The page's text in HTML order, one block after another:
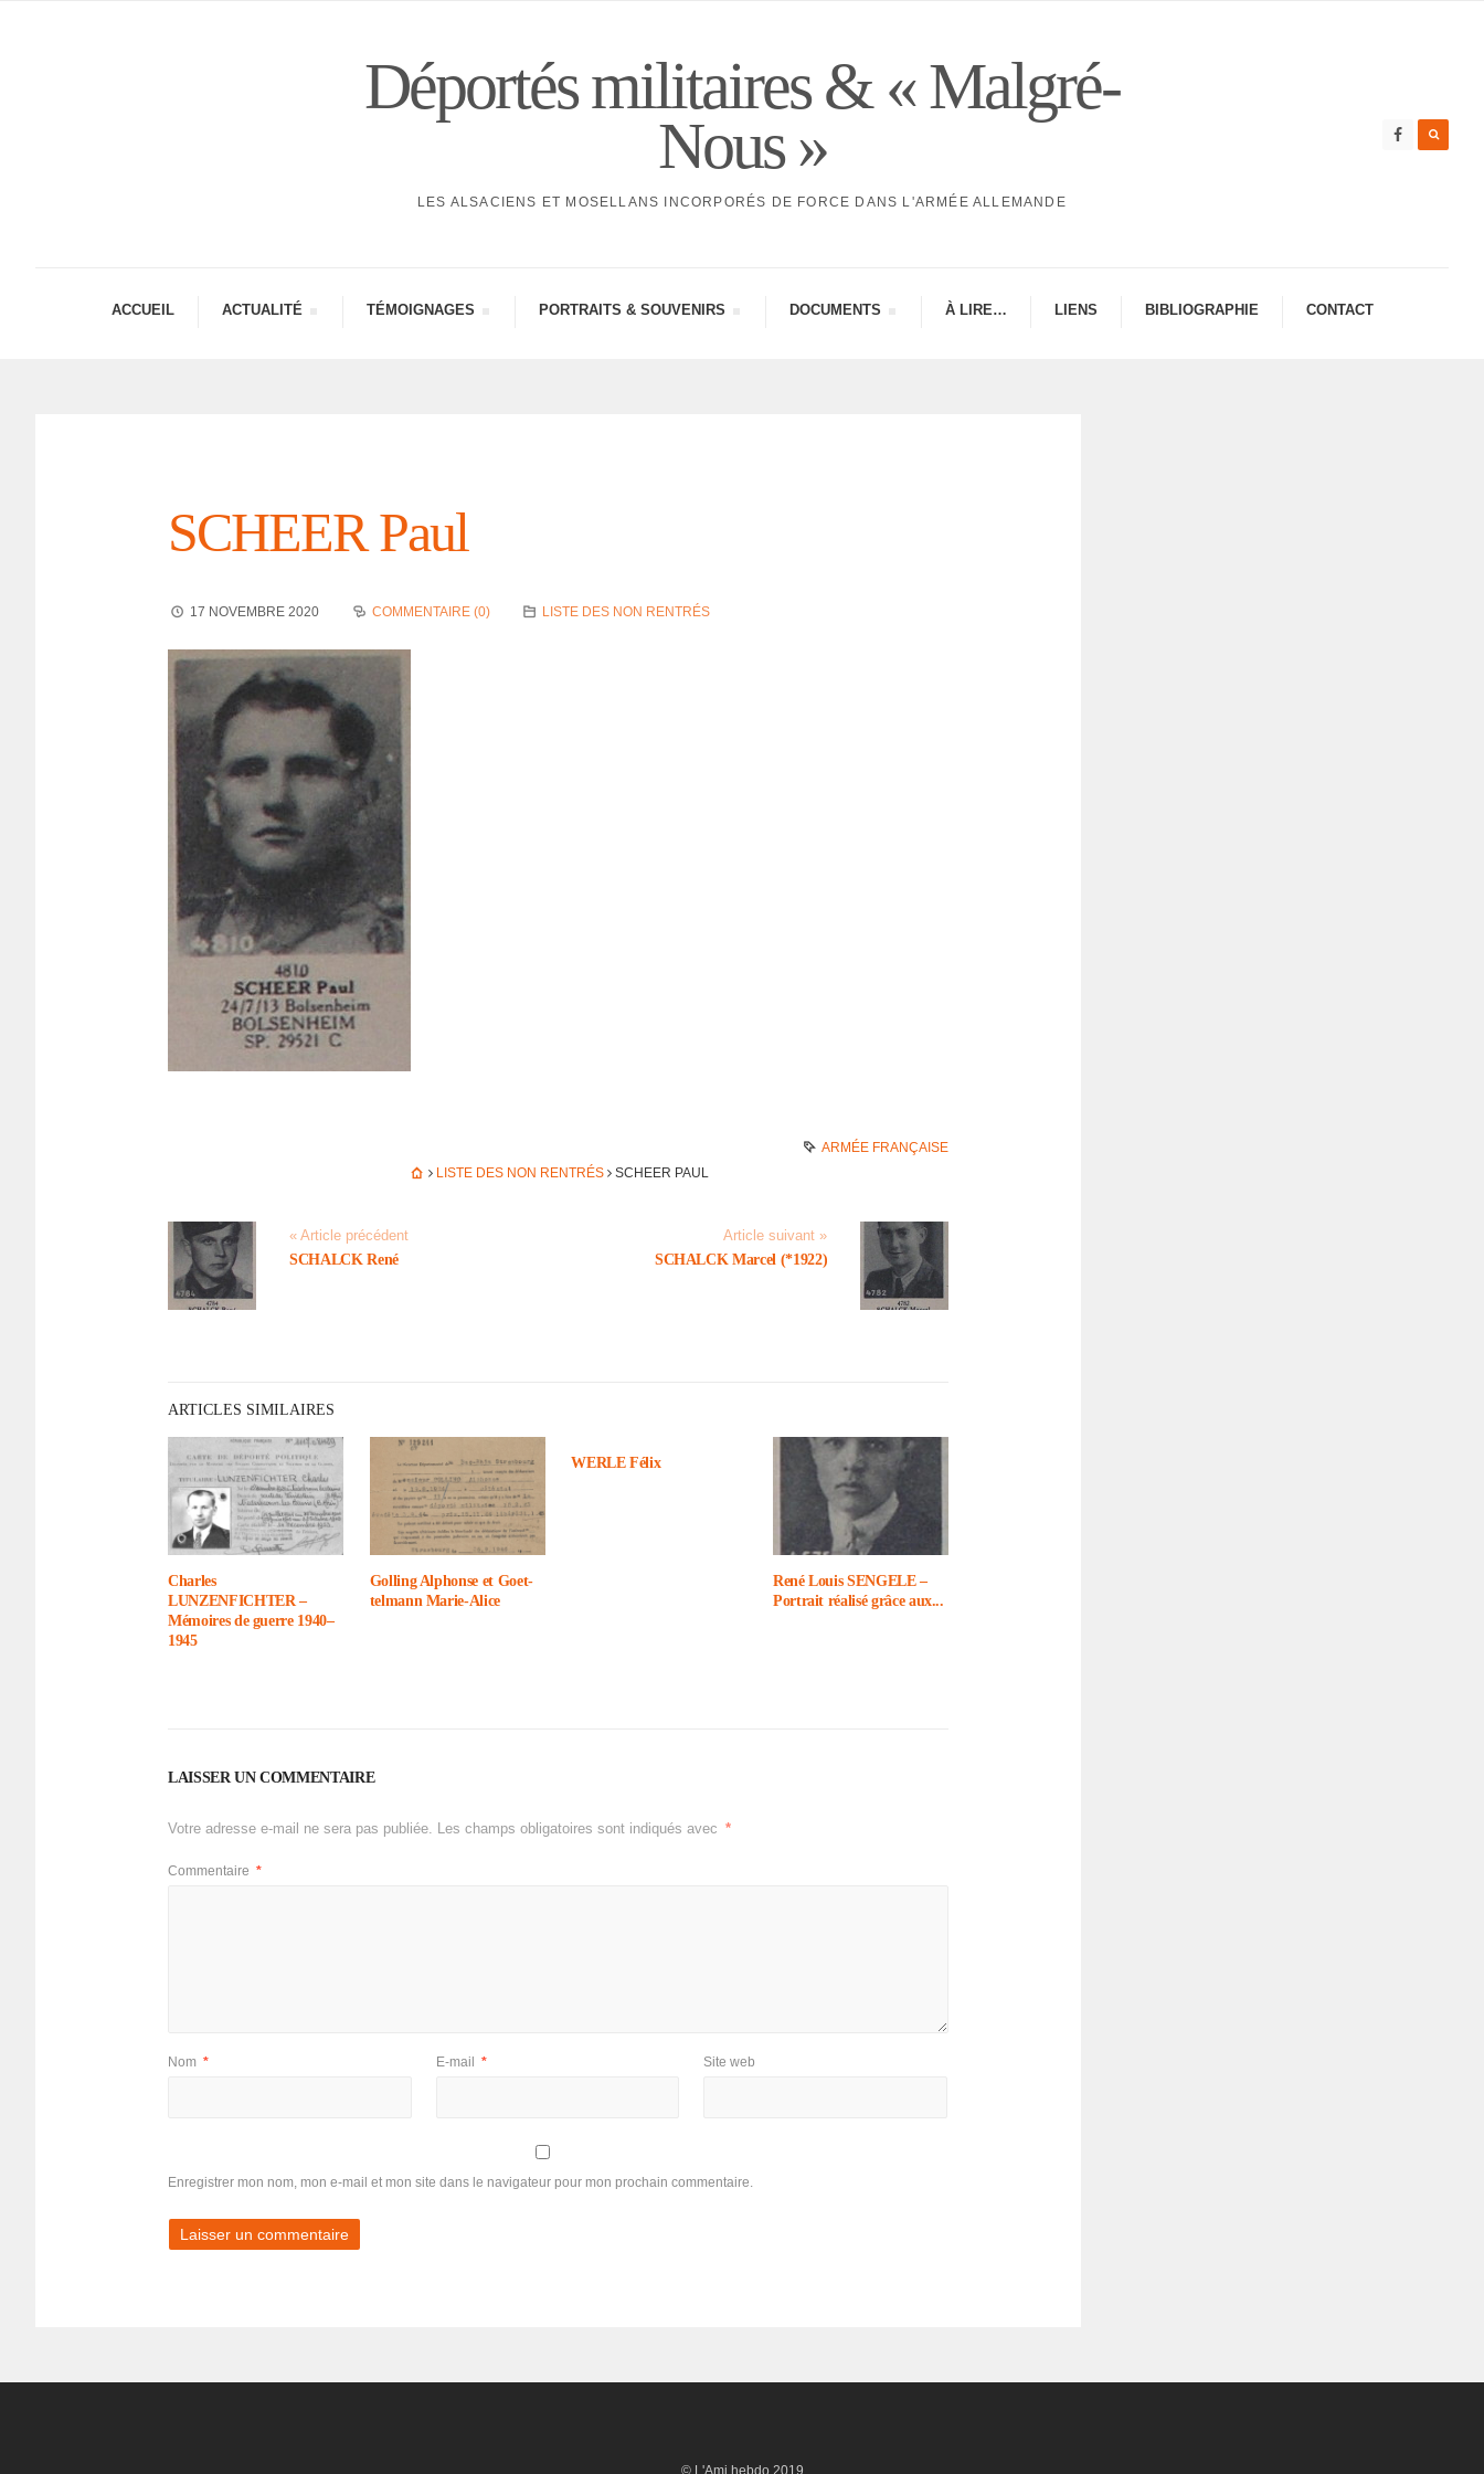
Déportés militaires & « Malgré-
Nous »
LES ALSACIENS ET MOSELLANS INCORPORÉS DE FORCE DANS L'ARMÉE ALLEMANDE
ACCUEIL ACTUA­LITÉ TÉMOI­GNAGES PORTRAITS & SOUVE­NIRS DOCU­MENTS À LIRE… LIENS BIBLIO­GRA­PHIE CONTAC­­T
SCHEER Paul
17 NOVEMBRE 2020 COMMENTAIRE (0) LISTE DES NON RENTRÉS
ARMÉE FRANÇAISE
LISTE DES NON RENTRÉS
SCHEER PAUL
« Article précédent
SCHALCK René
Article suivant »
SCHALCK Marcel (*1922)
ARTICLES SIMILAIRES
Charles
LUNZENFICHTER –
Mémoires de guerre 1940–
1945
Golling Alphonse et Goet­
tel­mann Marie-Alice
WERLE Félix
René Louis SENGELE –
Portrait réalisé grâce aux...
LAISSER UN COMMENTAIRE
Votre adresse e-mail ne sera pas publiée. Les champs obligatoires sont indiqués avec *
Commentaire *
Nom * E-mail * Site web
Enregistrer mon nom, mon e-mail et mon site dans le navigateur pour mon prochain commentaire.
© L'Ami hebdo 2019